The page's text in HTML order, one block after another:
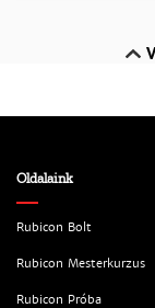
Oldalaink
Rubicon Bolt
Rubicon Mesterkurzus
Rubicon Próba